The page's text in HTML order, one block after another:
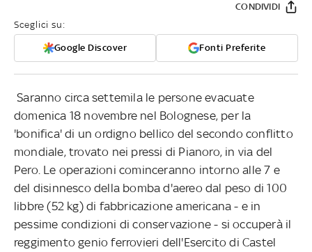
Sceglici su:
Google Discover Fonti Preferite
CONDIVIDI
Saranno circa settemila le persone evacuate
domenica 18 novembre nel Bolognese, per la
'bonifica' di un ordigno bellico del secondo conflitto
mondiale, trovato nei pressi di Pianoro, in via del
Pero. Le operazioni cominceranno intorno alle 7 e
del disinnesco della bomba d'aereo dal peso di 100
libbre (52 kg) di fabbricazione americana - e in
pessime condizioni di conservazione - si occuperà il
reggimento genio ferrovieri dell'Esercito di Castel